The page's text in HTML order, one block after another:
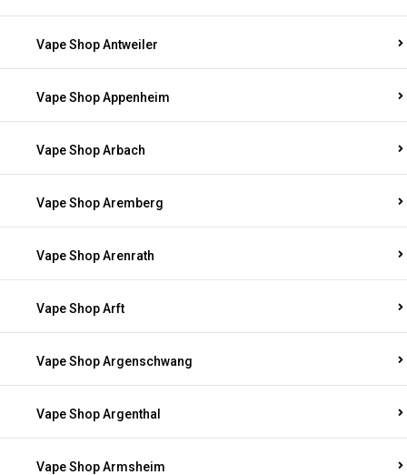
Vape Shop Antweiler
Vape Shop Appenheim
Vape Shop Arbach
Vape Shop Aremberg
Vape Shop Arenrath
Vape Shop Arft
Vape Shop Argenschwang
Vape Shop Argenthal
Vape Shop Armsheim